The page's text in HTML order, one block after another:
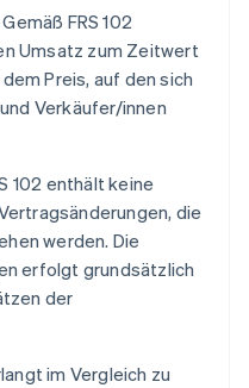
Gemäß FRS 102
Umsatz zum Zeitwert
Preis, auf den sich
Verkäufer/innen
102 enthält keine
die
werden. Die
erfolgt grundsätzlich
der
im Vergleich zu